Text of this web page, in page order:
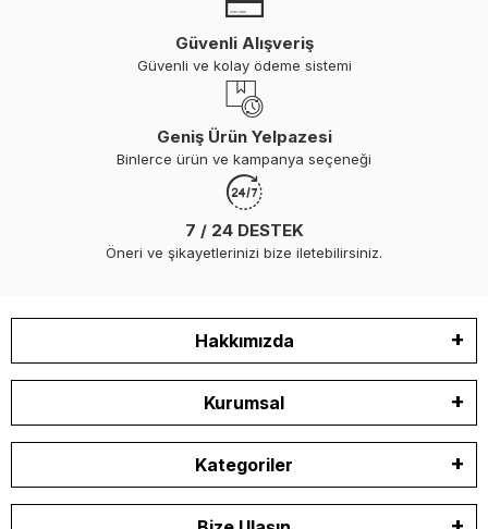
Güvenli Alışveriş
Güvenli ve kolay ödeme sistemi
Geniş Ürün Yelpazesi
Binlerce ürün ve kampanya seçeneği
7 / 24 DESTEK
Öneri ve şikayetlerinizi bize iletebilirsiniz.
Hakkımızda
Kurumsal
Kategoriler